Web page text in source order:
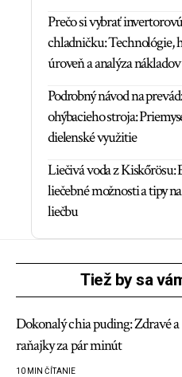
Prečo si vybrať
chladničku: Technológie,
úroveň a analýza
Podrobný návod na
ohýbacieho stroja:
dielenské využitie
Liečivá voda z Kiskőrösu:
liečebné možnosti a tipy
liečbu
Tiež by sa
Dokonalý chia puding: Zdravé
raňajky za pár minút
10 MIN ČÍTANIE